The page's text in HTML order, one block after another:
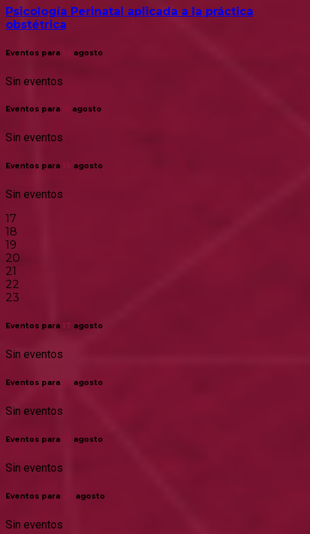
Psicología Perinatal aplicada a la práctica
obstétrica
Eventos para agosto
Sin eventos
Eventos para agosto
Sin eventos
Eventos para agosto
Sin eventos
17
18
19
20
21
22
23
Eventos para 17 agosto
Sin eventos
Eventos para agosto
Sin eventos
Eventos para agosto
Sin eventos
Eventos para agosto
Sin eventos